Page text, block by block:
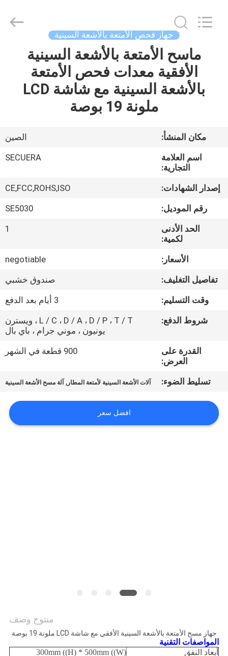
مسكن
منتجات
في
المعمل
مراقبة
الجودة
اتصل
اقتباس
خريطة
الموقع
جهاز فحص الأمتعة بالأشعة السينية
ماسح الأمتعة بالأشعة السينية
الأفقية معدات فحص الأمتعة
بالأشعة السينية مع شاشة LCD
ملونة 19 بوصة
مكان المنشأ:
الصين
اسم العلامة
التجارية:
SECUERA
إصدار الشهادات:
CE,FCC,ROHS,ISO
رقم الموديل:
SE5030
الحد الأدنى
لكمية:
1
الأسعار:
negotiable
تفاصيل التغليف:
صندوق خشبي
وقت التسليم:
3 أيام بعد الدفع
شروط الدفع:
L / C ، D / A ، D / P ، T / T ، ويسترن
يونيون ، موني جرام ، باي بال
القدرة على
العرض:
900 قطعة في الشهر
تسليط الضوء: آلات الأشعة السينية لأمتعة المطار , آلة مسح الأشعة السينية
افضل سعر
منتوج وصف
جهاز مسح الأمتعة بالأشعة السينية الأفقي مع شاشة LCD ملونة 19 بوصة
المواصفات التقنية
أبعاد النفق
300mm ((H) * 500mm ((W)